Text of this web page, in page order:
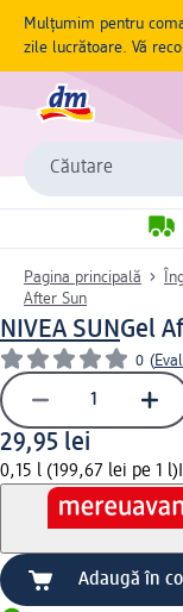
Mulțumim pentru
zile lucrătoare. Vă
Căutare
Pagina principală
After Sun
NIVEA SUNGel
0 (
29,95 lei
0,15 l (199,67 lei pe 1 l)
Adaugă în